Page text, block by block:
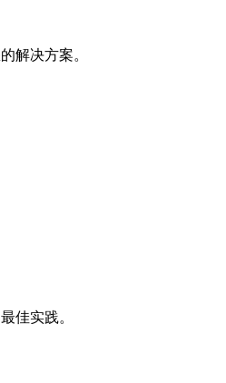
解决方案。
佳实践。